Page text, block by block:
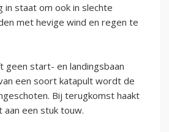
in staat om ook in slechte
met hevige wind en regen te
geen start- en landingsbaan
een soort katapult wordt de
Bij terugkomst haakt
een stuk touw.